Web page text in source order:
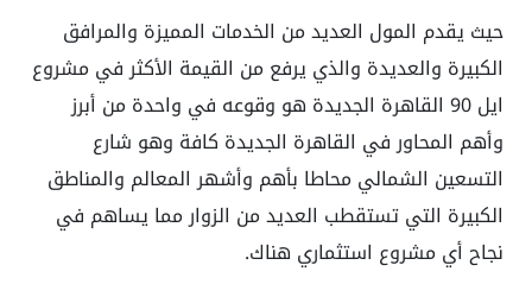
حيث يقدم المول العديد من الخدمات المميزة والمرافق
الكبيرة والعديدة والذي يرفع من القيمة الأكثر في مشروع
ايل 90 القاهرة الجديدة هو وقوعه في واحدة من أبرز
وأهم المحاور في القاهرة الجديدة كافة وهو شارع
التسعين الشمالي محاطا بأهم وأشهر المعالم والمناطق
الكبيرة التي تستقطب العديد من الزوار مما يساهم في
نجاح أي مشروع استثماري هناك.